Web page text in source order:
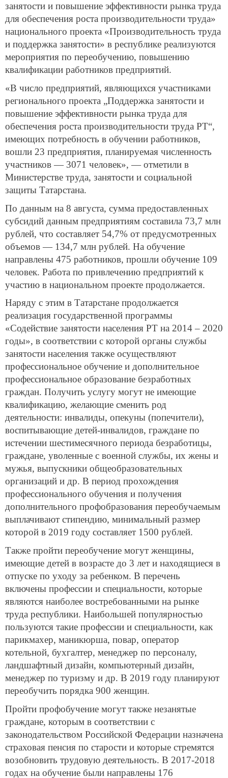
занятости и повышение эффективности рынка труда
для обеспечения роста производительности труда»
национального проекта «Производительность труда
и поддержка занятости» в республике реализуются
мероприятия по переобучению, повышению
квалификации работников предприятий.
«В число предприятий, являющихся участниками
регионального проекта „Поддержка занятости и
повышение эффективности рынка труда для
обеспечения роста производительности труда РТ“,
имеющих потребность в обучении работников,
вошли 23 предприятия, планируемая численность
участников — 3071 человек», — отметили в
Министерстве труда, занятости и социальной
защиты Татарстана.
По данным на 8 августа, сумма предоставленных
субсидий данным предприятиям составила 73,7 млн
рублей, что составляет 54,7% от предусмотренных
объемов — 134,7 млн рублей. На обучение
направлены 475 работников, прошли обучение 109
человек. Работа по привлечению предприятий к
участию в национальном проекте продолжается.
Наряду с этим в Татарстане продолжается
реализация государственной программы
«Содействие занятости населения РТ на 2014 – 2020
годы», в соответствии с которой органы службы
занятости населения также осуществляют
профессиональное обучение и дополнительное
профессиональное образование безработных
граждан. Получить услугу могут не имеющие
квалификацию, желающие сменить род
деятельности: инвалиды, опекуны (попечители),
воспитывающие детей-инвалидов, граждане по
истечении шестимесячного периода безработицы,
граждане, уволенные с военной службы, их жены и
мужья, выпускники общеобразовательных
организаций и др. В период прохождения
профессионального обучения и получения
дополнительного профобразования переобучаемым
выплачивают стипендию, минимальный размер
которой в 2019 году составляет 1500 рублей.
Также пройти переобучение могут женщины,
имеющие детей в возрасте до 3 лет и находящиеся в
отпуске по уходу за ребенком. В перечень
включены профессии и специальности, которые
являются наиболее востребованными на рынке
труда республики. Наибольшей популярностью
пользуются такие профессии и специальности, как
парикмахер, маникюрша, повар, оператор
котельной, бухгалтер, менеджер по персоналу,
ландшафтный дизайн, компьютерный дизайн,
менеджер по туризму и др. В 2019 году планируют
переобучить порядка 900 женщин.
Пройти профобучение могут также незанятые
граждане, которым в соответствии с
законодательством Российской Федерации назначена
страховая пенсия по старости и которые стремятся
возобновить трудовую деятельность. В 2017-2018
годах на обучение были направлены 176